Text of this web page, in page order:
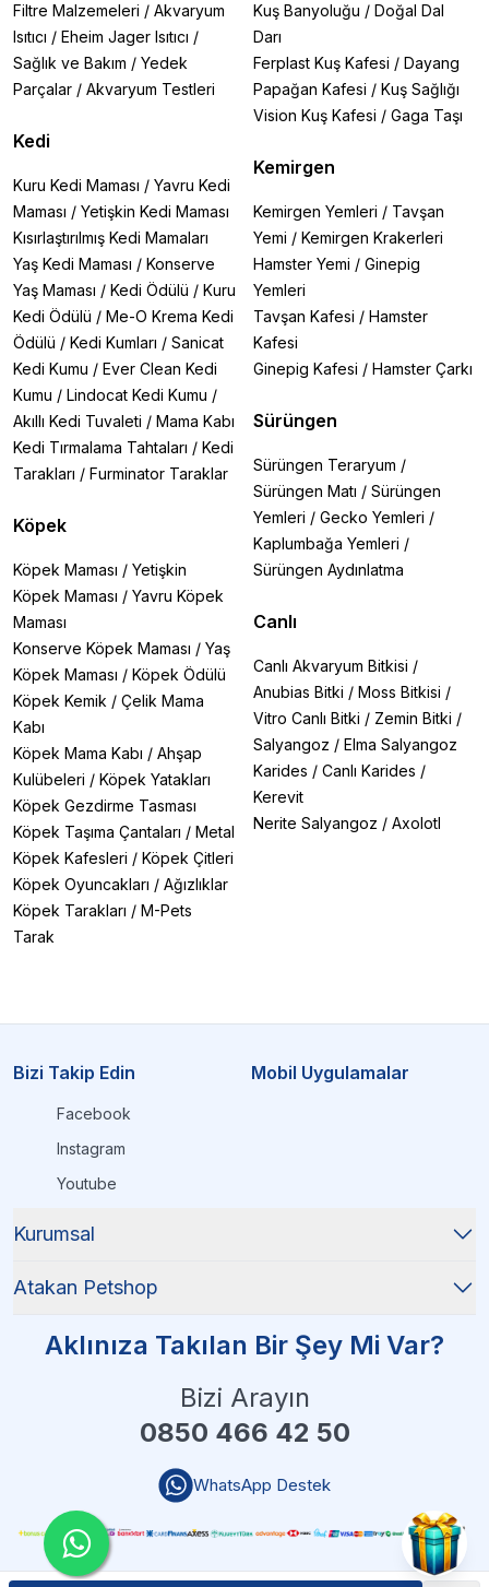
Filtre Malzemeleri / Akvaryum
Isıtıcı / Eheim Jager Isıtıcı /
Sağlık ve Bakım / Yedek
Parçalar / Akvaryum Testleri
Kedi
Kuru Kedi Maması / Yavru Kedi
Maması / Yetişkin Kedi Maması
Kısırlaştırılmış Kedi Mamaları
Yaş Kedi Maması / Konserve
Yaş Maması / Kedi Ödülü / Kuru
Kedi Ödülü / Me-O Krema Kedi
Ödülü / Kedi Kumları / Sanicat
Kedi Kumu / Ever Clean Kedi
Kumu / Lindocat Kedi Kumu /
Akıllı Kedi Tuvaleti / Mama Kabı
Kedi Tırmalama Tahtaları / Kedi
Tarakları / Furminator Taraklar
Köpek
Köpek Maması / Yetişkin
Köpek Maması / Yavru Köpek
Maması
Konserve Köpek Maması / Yaş
Köpek Maması / Köpek Ödülü
Köpek Kemik / Çelik Mama
Kabı
Köpek Mama Kabı / Ahşap
Kulübeleri / Köpek Yatakları
Köpek Gezdirme Tasması
Köpek Taşıma Çantaları / Metal
Köpek Kafesleri / Köpek Çitleri
Köpek Oyuncakları / Ağızlıklar
Köpek Tarakları / M-Pets
Tarak
Kuş Banyoluğu / Doğal Dal
Darı
Ferplast Kuş Kafesi / Dayang
Papağan Kafesi / Kuş Sağlığı
Vision Kuş Kafesi / Gaga Taşı
Kemirgen
Kemirgen Yemleri / Tavşan
Yemi / Kemirgen Krakerleri
Hamster Yemi / Ginepig
Yemleri
Tavşan Kafesi / Hamster
Kafesi
Ginepig Kafesi / Hamster Çarkı
Sürüngen
Sürüngen Teraryum /
Sürüngen Matı / Sürüngen
Yemleri / Gecko Yemleri /
Kaplumbağa Yemleri /
Sürüngen Aydınlatma
Canlı
Canlı Akvaryum Bitkisi /
Anubias Bitki / Moss Bitkisi /
Vitro Canlı Bitki / Zemin Bitki /
Salyangoz / Elma Salyangoz
Karides / Canlı Karides /
Kerevit
Nerite Salyangoz / Axolotl
Bizi Takip Edin
Facebook
Instagram
Youtube
Mobil Uygulamalar
Kurumsal
Atakan Petshop
Aklınıza Takılan Bir Şey Mi Var?
Bizi Arayın
0850 466 42 50
WhatsApp Destek